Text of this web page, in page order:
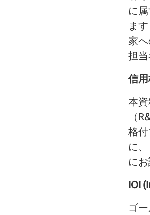
に
ま
家
担
信
本
（
格
に
に
IOI
ゴ